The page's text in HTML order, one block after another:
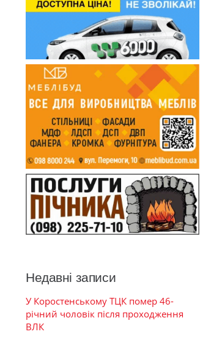
Недавні записи
У Коростенському ТЦК помер 46-
річний чоловік після проходження
ВЛК